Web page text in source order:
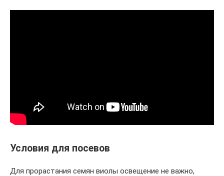
Условия для посевов
Для прорастания семян виолы освещение не важно,